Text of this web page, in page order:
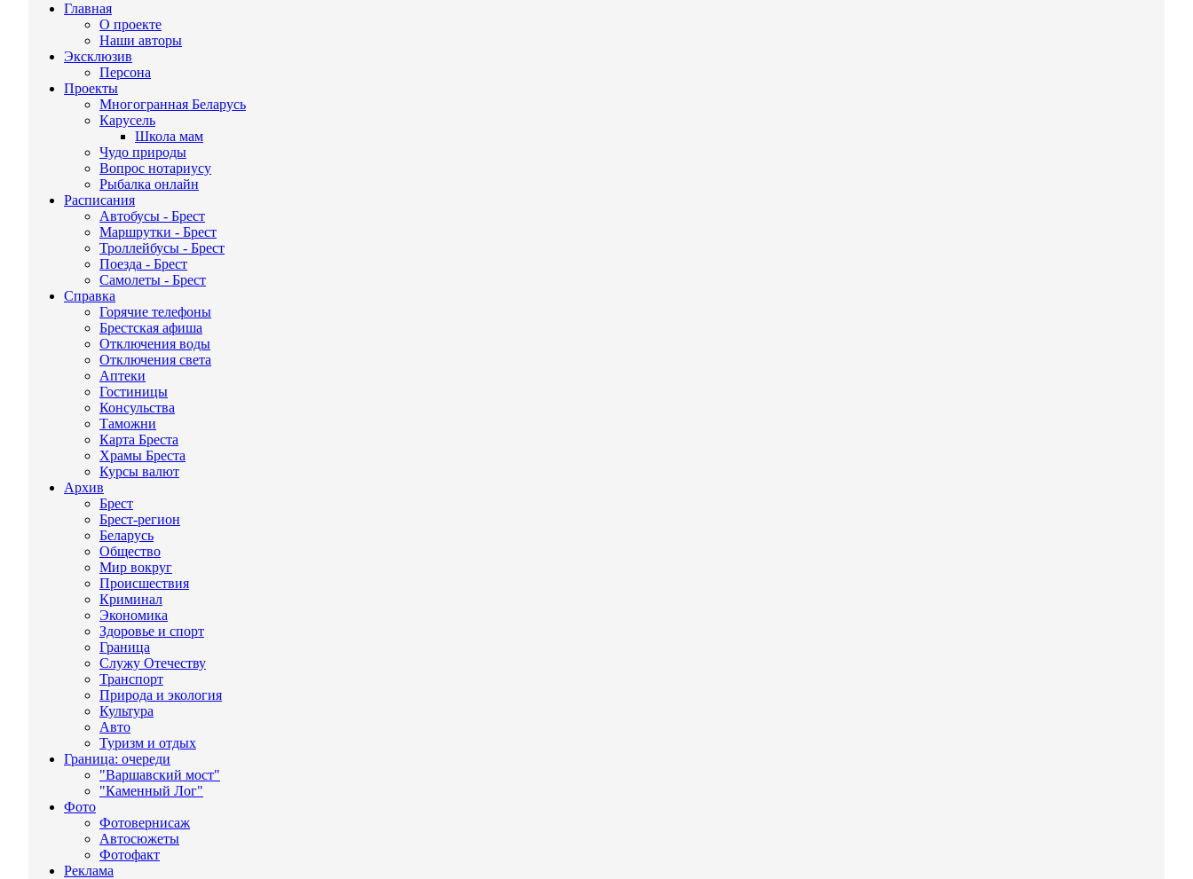
Главная
О проекте
Наши авторы
Эксклюзив
Персона
Проекты
Многогранная Беларусь
Карусель
Школа мам
Чудо природы
Вопрос нотариусу
Рыбалка онлайн
Расписания
Автобусы - Брест
Маршрутки - Брест
Троллейбусы - Брест
Поезда - Брест
Самолеты - Брест
Справка
Горячие телефоны
Брестская афиша
Отключения воды
Отключения света
Аптеки
Гостиницы
Консульства
Таможни
Карта Бреста
Храмы Бреста
Курсы валют
Архив
Брест
Брест-регион
Беларусь
Общество
Мир вокруг
Происшествия
Криминал
Экономика
Здоровье и спорт
Граница
Служу Отечеству
Транспорт
Природа и экология
Культура
Авто
Туризм и отдых
Граница: очереди
"Варшавский мост"
"Каменный Лог"
Фото
Фотовернисаж
Автосюжеты
Фотофакт
Реклама